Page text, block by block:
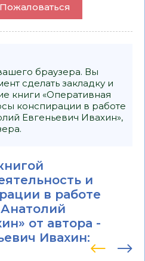
Пожаловаться
браузера. Вы
сделать закладку и
книги «Оперативная
конспирации в работе
Евгеньевич Ивахин»,
и
в работе
от автора -
Ивахин: